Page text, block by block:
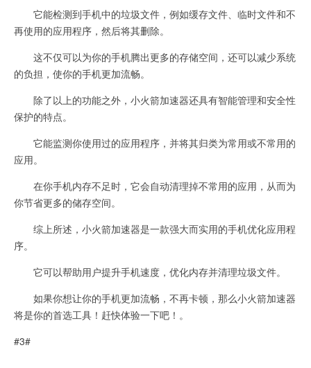
它能检测到手机中的垃圾文件，例如缓存文件、临时文件和不
再使用的应用程序，然后将其删除。
这不仅可以为你的手机腾出更多的存储空间，还可以减少系统
的负担，使你的手机更加流畅。
除了以上的功能之外，小火箭加速器还具有智能管理和安全性
保护的特点。
它能监测你使用过的应用程序，并将其归类为常用或不常用的
应用。
在你手机内存不足时，它会自动清理掉不常用的应用，从而为
你节省更多的储存空间。
综上所述，小火箭加速器是一款强大而实用的手机优化应用程
序。
它可以帮助用户提升手机速度，优化内存并清理垃圾文件。
如果你想让你的手机更加流畅，不再卡顿，那么小火箭加速器
将是你的首选工具！赶快体验一下吧！。
#3#